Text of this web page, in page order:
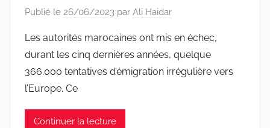
Publié le 26/06/2023 par Ali Haidar
Les autorités marocaines ont mis en échec,
durant les cinq dernières années, quelque
366.000 tentatives d’émigration irrégulière vers
l’Europe. Ce
Continuer la lecture